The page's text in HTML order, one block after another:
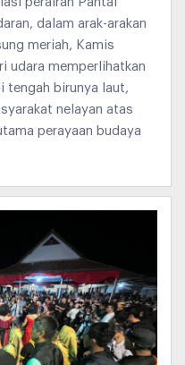
dalam arak-arakan
meriah, Kamis
udara memperlihatkan
tengah birunya laut,
nelayan atas
perayaan budaya